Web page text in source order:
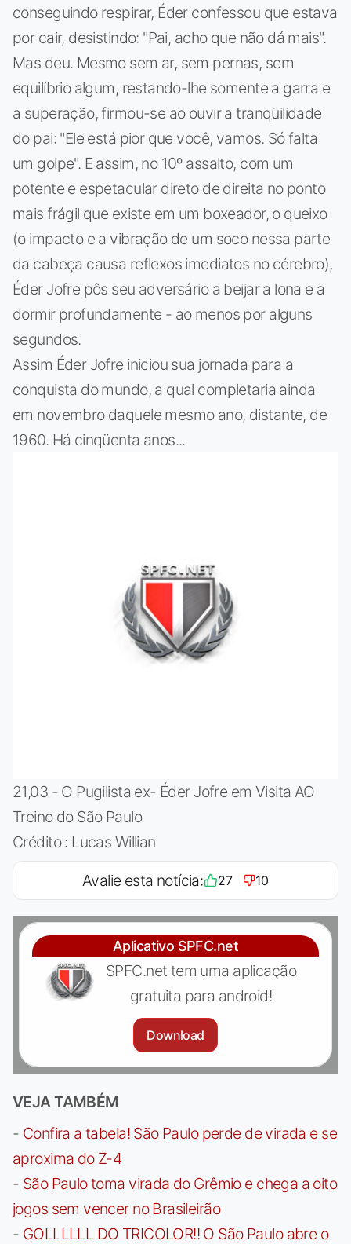
conseguindo respirar, Éder confessou que estava
por cair, desistindo: "Pai, acho que não dá mais".
Mas deu. Mesmo sem ar, sem pernas, sem
equilíbrio algum, restando-lhe somente a garra e
a superação, firmou-se ao ouvir a tranqüilidade
do pai: "Ele está pior que você, vamos. Só falta
um golpe". E assim, no 10º assalto, com um
potente e espetacular direto de direita no ponto
mais frágil que existe em um boxeador, o queixo
(o impacto e a vibração de um soco nessa parte
da cabeça causa reflexos imediatos no cérebro),
Éder Jofre pôs seu adversário a beijar a lona e a
dormir profundamente - ao menos por alguns
segundos.
Assim Éder Jofre iniciou sua jornada para a
conquista do mundo, a qual completaria ainda
em novembro daquele mesmo ano, distante, de
1960. Há cinqüenta anos...
21,03 - O Pugilista ex- Éder Jofre em Visita AO
Treino do São Paulo
Crédito : Lucas Willian
Avalie esta notícia: 27 10
Aplicativo SPFC.net
SPFC.net tem uma aplicação
gratuita para android!
Download
VEJA TAMBÉM
- Confira a tabela! São Paulo perde de virada e se
aproxima do Z-4
- São Paulo toma virada do Grêmio e chega a oito
jogos sem vencer no Brasileirão
- GOLLLLLL DO TRICOLOR!! O São Paulo abre o